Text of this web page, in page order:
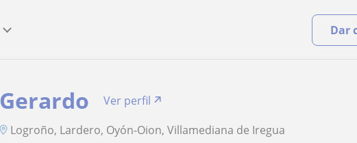
Dar
Gerardo
Ver perfil
Logroño, Lardero, Oyón-Oion, Villamediana de Iregua